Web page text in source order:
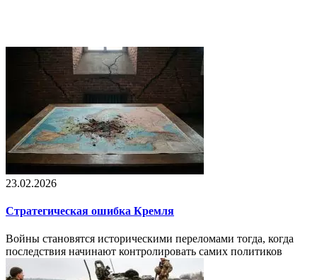
23.02.2026
Стратегическая ошибка Кремля
Войны становятся историческими переломами тогда, когда
последствия начинают контролировать самих политиков